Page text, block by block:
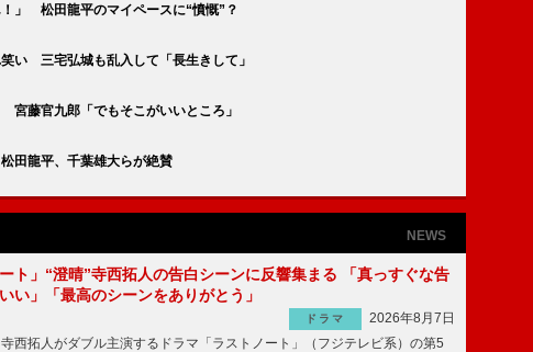
」 松田龍平のマイペースに“憤慨”？
い 三宅弘城も乱入して「長生きして」
藤官九郎「でもそこがいいところ」
田龍平、千葉雄大らが絶賛
NEWS
ート」“澄晴”寺西拓人の告白シーンに反響集まる 「真っすぐな告
い」「最高のシーンをありがとう」
ドラマ
2026年8月7日
西拓人がダブル主演するドラマ「ラストノート」（フジテレビ系）の第5